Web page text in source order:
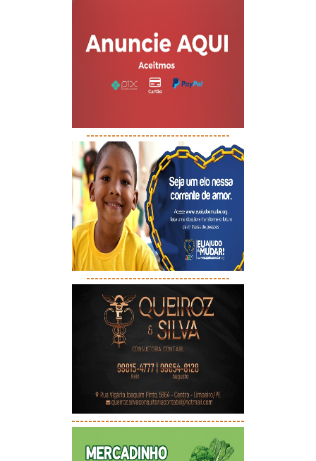
----------------------------------
----------------------------------
-----------------------------------------